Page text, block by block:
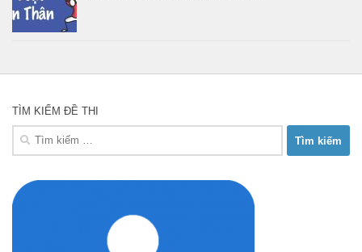
TÌM KIẾM ĐỀ THI
Tìm
kiếm